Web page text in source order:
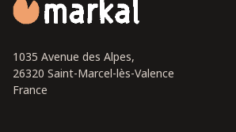
1035 Avenue des Alpes,
26320 Saint-Marcel-lès-Valence
France